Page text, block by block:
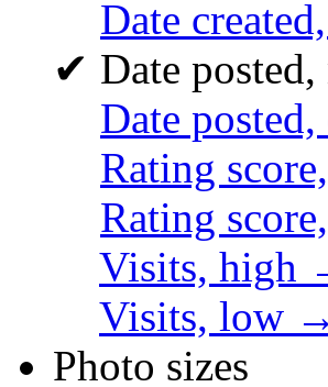
Date
✔ Date
Date
Rating
Rating
Visits, high
Visits, low
Photo sizes